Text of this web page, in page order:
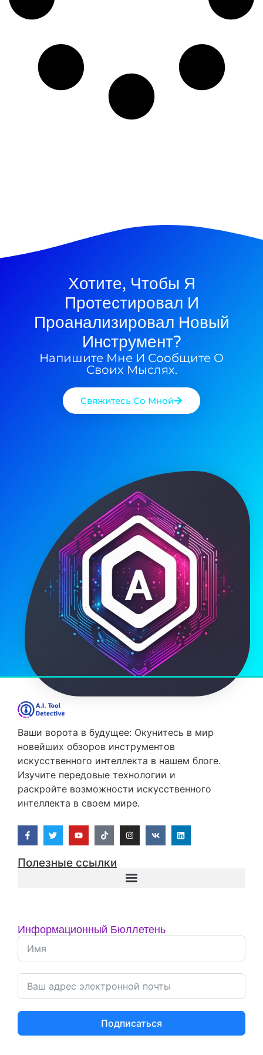
Хотите, Чтобы Я
Протестировал И
Проанализировал Новый
Инструмент?
Напишите Мне И Сообщите О
Своих Мыслях.
Свяжитесь Со Мной
Ваши ворота в будущее: Окунитесь в мир
новейших обзоров инструментов
искусственного интеллекта в нашем блоге.
Изучите передовые технологии и
раскройте возможности искусственного
интеллекта в своем мире.
Полезные ссылки
Информационный Бюллетень
Подписаться